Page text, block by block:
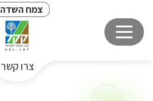
צמח השדה
צרו קשר